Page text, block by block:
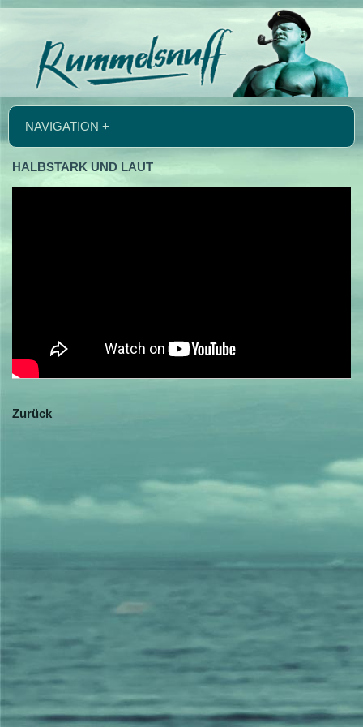
NAVIGATION +
HALBSTARK UND LAUT
Zurück